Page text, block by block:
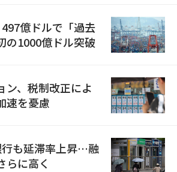
億ドルで「過去
1000億ドル突破
ン、税制改正によ
速を憂慮
も延滞率上昇…融
らに高く